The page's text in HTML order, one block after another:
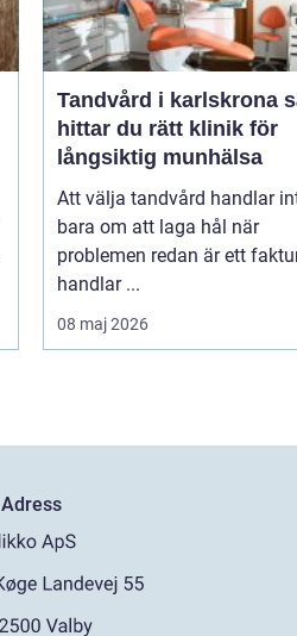
Tandvård i karlskrona så
hittar du rätt klinik för
långsiktig munhälsa
Att välja tandvård handlar
bara om att laga hål när
problemen redan är ett
handlar ...
08 maj 2026
Adress